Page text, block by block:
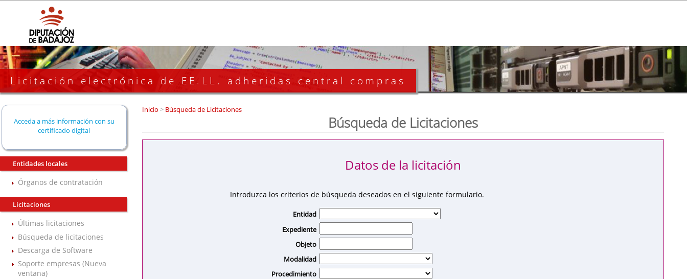
Licitación electrónica de EE.LL. adheridas central compras
Acceda a más información con su
certificado digital
Entidades locales
Órganos de contratación
Licitaciones
Últimas licitaciones
Búsqueda de licitaciones
Descarga de Software
Soporte empresas (Nueva
ventana)
Inicio >Búsqueda de Licitaciones
Búsqueda de Licitaciones
Introduzca los criterios de búsqueda deseados en el siguiente formulario.
Datos de la licitación
Entidad
Expediente
Objeto
Modalidad
Procedimiento